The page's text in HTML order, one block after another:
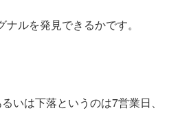
ルを発見できるかです。
いは下落というのは7営業日、